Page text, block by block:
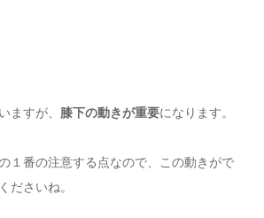
ますが、 膝下の動きが重要になります。
１番の注意する点なので、この動きがで
ださいね。